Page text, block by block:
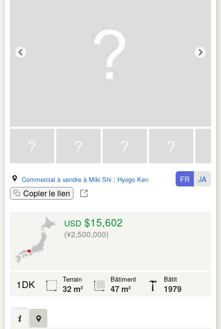
Commercial à vendre à Miki Shi : Hyogo Ken
Copier le lien
FR JA
USD $15,602
(¥2,500,000)
1DK Terrain
32 m²
Bâtiment
47 m²
Bâtit
1979